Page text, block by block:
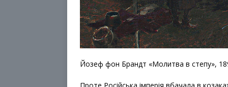
Йозеф фон Брандт «Молитва в степу»,